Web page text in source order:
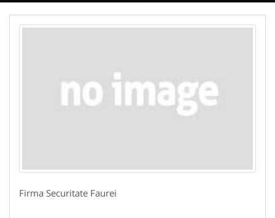
Firma Securitate Faurei